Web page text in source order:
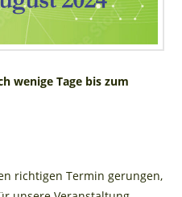
wenige Tage bis zum
richtigen Termin gerungen,